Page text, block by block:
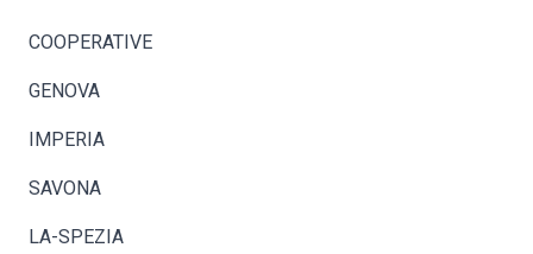
COOPERATIVE
GENOVA
IMPERIA
SAVONA
LA-SPEZIA